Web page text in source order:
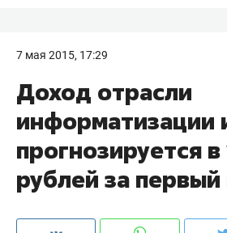
7 мая 2015, 17:29
Доход отрасли
информатизации
прогнозируется
рублей за первый